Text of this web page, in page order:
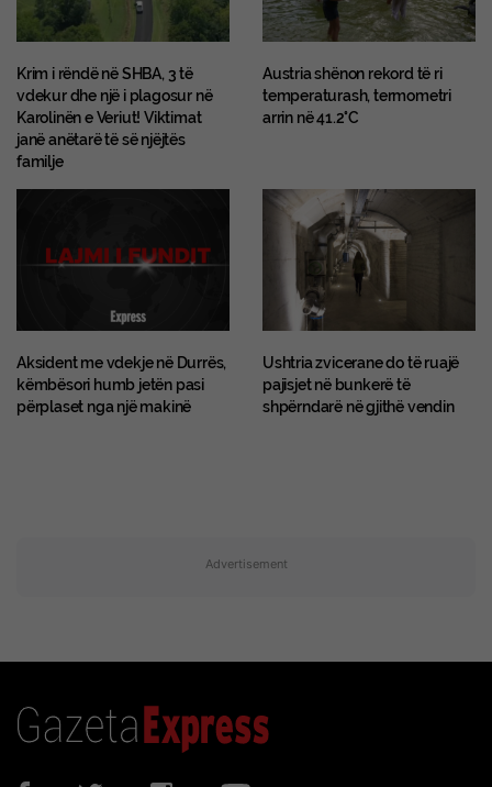
Krim i rëndë në SHBA, 3 të
vdekur dhe një i plagosur në
Karolinën e Veriut! Viktimat
janë anëtarë të së njëjtës
familje
Austria shënon rekord të ri
temperaturash, termometri
arrin në 41.2°C
Aksident me vdekje në Durrës,
këmbësori humb jetën pasi
përplaset nga një makinë
Ushtria zvicerane do të ruajë
pajisjet në bunkerë të
shpërndarë në gjithë vendin
Advertisement